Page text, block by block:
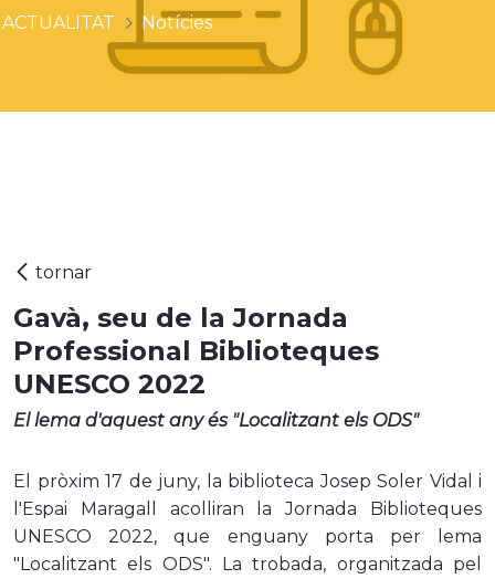
ACTUALITAT Notícies
Gavà, seu de la Jornada
Professional Biblioteques
UNESCO 2022
El lema d'aquest any és "Localitzant els ODS"
El pròxim 17 de juny, la biblioteca Josep Soler Vidal i
l'Espai Maragall acolliran la Jornada Biblioteques
UNESCO 2022, que enguany porta per lema
"Localitzant els ODS". La trobada, organitzada pel